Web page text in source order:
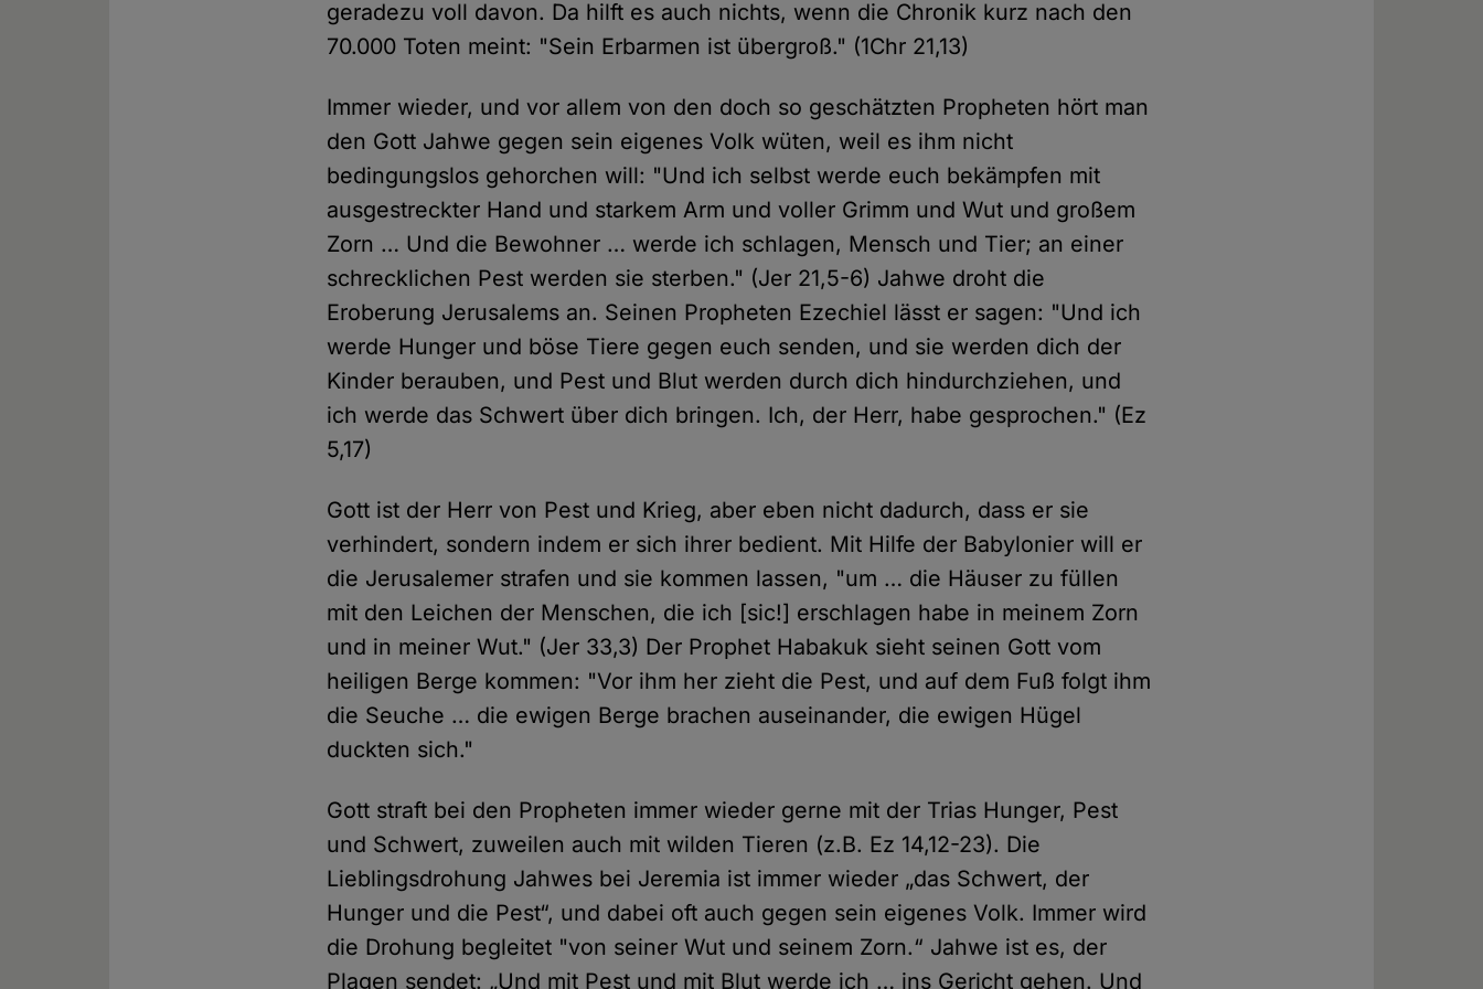
geradezu voll davon. Da hilft es auch nichts, wenn die Chronik kurz nach den
70.000 Toten meint: "Sein Erbarmen ist übergroß." (1Chr 21,13)
Immer wieder, und vor allem von den doch so geschätzten Propheten hört man
den Gott Jahwe gegen sein eigenes Volk wüten, weil es ihm nicht
bedingungslos gehorchen will: "Und ich selbst werde euch bekämpfen mit
ausgestreckter Hand und starkem Arm und voller Grimm und Wut und großem
Zorn … Und die Bewohner … werde ich schlagen, Mensch und Tier; an einer
schrecklichen Pest werden sie sterben." (Jer 21,5-6) Jahwe droht die
Eroberung Jerusalems an. Seinen Propheten Ezechiel lässt er sagen: "Und ich
werde Hunger und böse Tiere gegen euch senden, und sie werden dich der
Kinder berauben, und Pest und Blut werden durch dich hindurchziehen, und
ich werde das Schwert über dich bringen. Ich, der Herr, habe gesprochen." (Ez
5,17)
Gott ist der Herr von Pest und Krieg, aber eben nicht dadurch, dass er sie
verhindert, sondern indem er sich ihrer bedient. Mit Hilfe der Babylonier will er
die Jerusalemer strafen und sie kommen lassen, "um … die Häuser zu füllen
mit den Leichen der Menschen, die ich [sic!] erschlagen habe in meinem Zorn
und in meiner Wut." (Jer 33,3) Der Prophet Habakuk sieht seinen Gott vom
heiligen Berge kommen: "Vor ihm her zieht die Pest, und auf dem Fuß folgt ihm
die Seuche … die ewigen Berge brachen auseinander, die ewigen Hügel
duckten sich."
Gott straft bei den Propheten immer wieder gerne mit der Trias Hunger, Pest
und Schwert, zuweilen auch mit wilden Tieren (z.B. Ez 14,12-23). Die
Lieblingsdrohung Jahwes bei Jeremia ist immer wieder „das Schwert, der
Hunger und die Pest“, und dabei oft auch gegen sein eigenes Volk. Immer wird
die Drohung begleitet "von seiner Wut und seinem Zorn.“ Jahwe ist es, der
Plagen sendet: „Und mit Pest und mit Blut werde ich … ins Gericht gehen. Und